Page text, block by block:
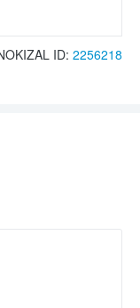
ID: 2256218